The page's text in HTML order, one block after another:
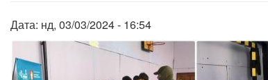
Дата: нд, 03/03/2024 - 16:54